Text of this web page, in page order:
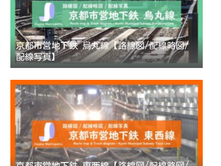
京都市営地下鉄 烏丸線【路線図/配線略図/
配線写真】